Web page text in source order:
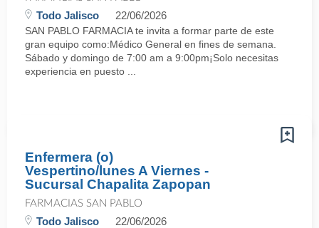
Todo Jalisco 22/06/2026
SAN PABLO FARMACIA te invita a formar parte de este
gran equipo como:Médico General en fines de semana.
Sábado y domingo de 7:00 am a 9:00pm¡Solo necesitas
experiencia en puesto ...
Enfermera (o)
Vespertino/lunes A Viernes -
Sucursal Chapalita Zapopan
FARMACIAS SAN PABLO
Todo Jalisco 22/06/2026